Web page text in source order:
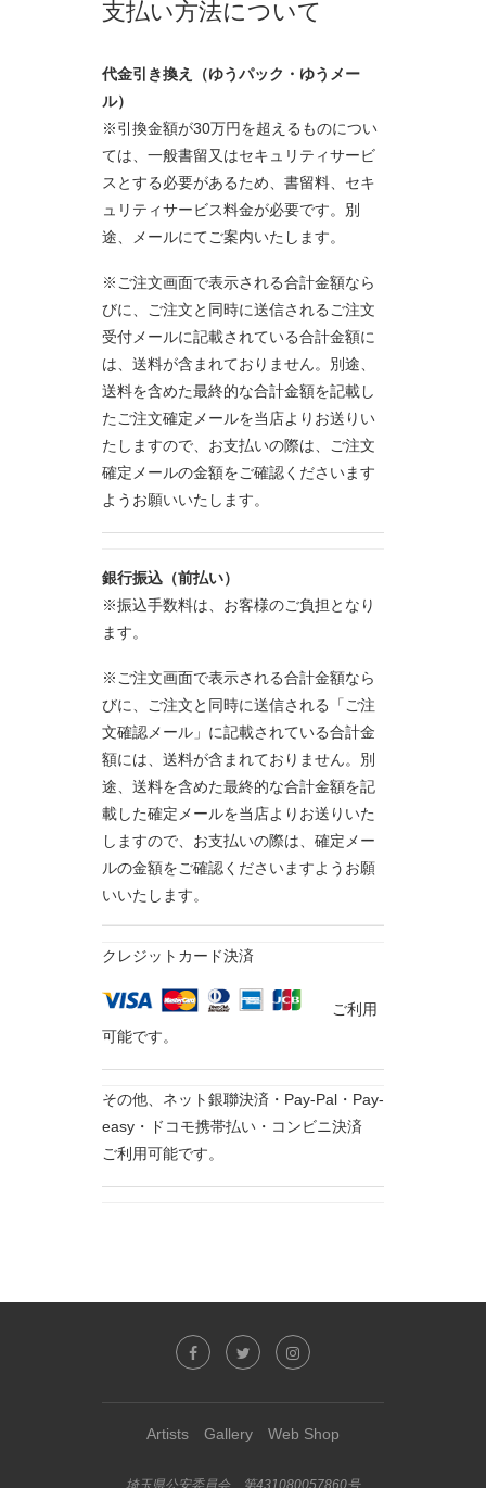
支払い方法について
代金引き換え（ゆうパック・ゆうメー
ル）
※引換金額が30万円を超えるものについ
ては、一般書留又はセキュリティサービ
スとする必要があるため、書留料、セキ
ュリティサービス料金が必要です。別
途、メールにてご案内いたします。
※ご注文画面で表示される合計金額なら
びに、ご注文と同時に送信されるご注文
受付メールに記載されている合計金額に
は、送料が含まれておりません。別途、
送料を含めた最終的な合計金額を記載し
たご注文確定メールを当店よりお送りい
たしますので、お支払いの際は、ご注文
確定メールの金額をご確認くださいます
ようお願いいたします。
銀行振込（前払い）
※振込手数料は、お客様のご負担となり
ます。
※ご注文画面で表示される合計金額なら
びに、ご注文と同時に送信される「ご注
文確認メール」に記載されている合計金
額には、送料が含まれておりません。別
途、送料を含めた最終的な合計金額を記
載した確定メールを当店よりお送りいた
しますので、お支払いの際は、確定メー
ルの金額をご確認くださいますようお願
いいたします。
クレジットカード決済
ご利用
可能です。
その他、ネット銀聯決済・Pay-Pal・Pay-
easy・ドコモ携帯払い・コンビニ決済
ご利用可能です。
Artists Gallery Web Shop
埼玉県公安委員会 第431080057860号